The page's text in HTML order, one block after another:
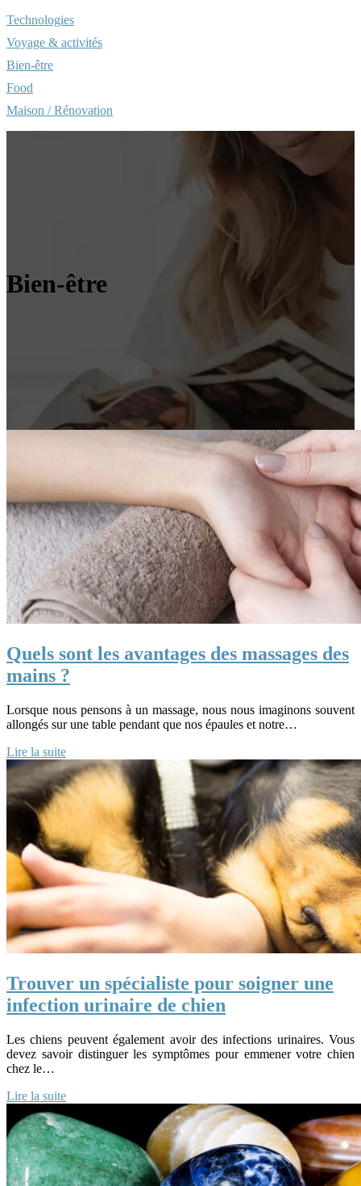
Technologies
Voyage & activités
Bien-être
Food
Maison / Rénovation
Bien-être
Quels sont les avantages des massages des
mains ?
Lorsque nous pensons à un massage, nous nous imaginons souvent
allongés sur une table pendant que nos épaules et notre…
Lire la suite
Trouver un spécialiste pour soigner une
infection urinaire de chien
Les chiens peuvent également avoir des infections urinaires. Vous
devez savoir distinguer les symptômes pour emmener votre chien
chez le…
Lire la suite